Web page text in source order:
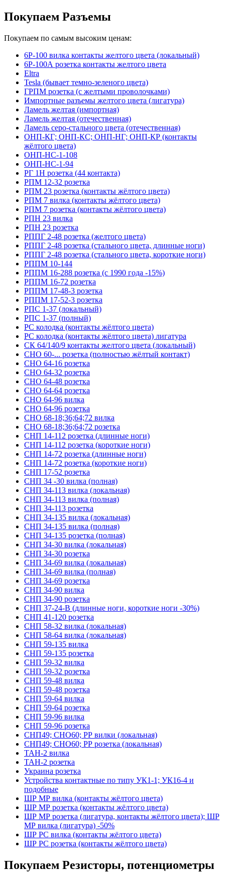
Покупаем Разъемы
Покупаем по самым высоким ценам:
6Р-100 вилка контакты желтого цвета (локальный)
6Р-100А розетка контакты желтого цвета
Eltra
Tesla (бывает темно-зеленого цвета)
ГРПМ розетка (с желтыми проволочками)
Импортные разъемы желтого цвета (лигатура)
Ламель желтая (импортная)
Ламель желтая (отечественная)
Ламель серо-стального цвета (отечественная)
ОНП-КГ; ОНП-КС; ОНП-НГ; ОНП-КР (контакты
жёлтого цвета)
ОНП-НС-1-108
ОНП-НС-1-94
РГ 1Н розетка (44 контакта)
РПМ 12-32 розетка
РПМ 23 розетка (контакты жёлтого цвета)
РПМ 7 вилка (контакты жёлтого цвета)
РПМ 7 розетка (контакты жёлтого цвета)
РПН 23 вилка
РПН 23 розетка
РППГ 2-48 розетка (желтого цвета)
РППГ 2-48 розетка (стального цвета, длинные ноги)
РППГ 2-48 розетка (стального цвета, короткие ноги)
РППМ 10-144
РППМ 16-288 розетка (с 1990 года -15%)
РППМ 16-72 розетка
РППМ 17-48-3 розетка
РППМ 17-52-3 розетка
РПС 1-37 (локальный)
РПС 1-37 (полный)
РС колодка (контакты жёлтого цвета)
РС колодка (контакты жёлтого цвета) лигатура
СК 64/140/9 контакты желтого цвета (локальный)
СНО 60-... розетка (полностью жёлтый контакт)
СНО 64-16 розетка
СНО 64-32 розетка
СНО 64-48 розетка
СНО 64-64 розетка
СНО 64-96 вилка
СНО 64-96 розетка
СНО 68-18;36;64;72 вилка
СНО 68-18;36;64;72 розетка
СНП 14-112 розетка (длинные ноги)
СНП 14-112 розетка (короткие ноги)
СНП 14-72 розетка (длинные ноги)
СНП 14-72 розетка (короткие ноги)
СНП 17-52 розетка
СНП 34 -30 вилка (полная)
СНП 34-113 вилка (локальная)
СНП 34-113 вилка (полная)
СНП 34-113 розетка
СНП 34-135 вилка (локальная)
СНП 34-135 вилка (полная)
СНП 34-135 розетка (полная)
СНП 34-30 вилка (локальная)
СНП 34-30 розетка
СНП 34-69 вилка (локальная)
СНП 34-69 вилка (полная)
СНП 34-69 розетка
СНП 34-90 вилка
СНП 34-90 розетка
СНП 37-24-В (длинные ноги, короткие ноги -30%)
СНП 41-120 розетка
СНП 58-32 вилка (локальная)
СНП 58-64 вилка (локальная)
СНП 59-135 вилка
СНП 59-135 розетка
СНП 59-32 вилка
СНП 59-32 розетка
СНП 59-48 вилка
СНП 59-48 розетка
СНП 59-64 вилка
СНП 59-64 розетка
СНП 59-96 вилка
СНП 59-96 розетка
СНП49; СНО60; РР вилки (локальная)
СНП49; СНО60; РР розетка (локальная)
ТАН-2 вилка
ТАН-2 розетка
Украина розетка
Устройства контактные по типу УК1-1; УК16-4 и
подобные
ШР МР вилка (контакты жёлтого цвета)
ШР МР розетка (контакты жёлтого цвета)
ШР МР розетка (лигатура, контакты жёлтого цвета); ШР
МР вилка (лигатура) -50%
ШР РС вилка (контакты жёлтого цвета)
ШР РС розетка (контакты жёлтого цвета)
Покупаем Резисторы, потенциометры